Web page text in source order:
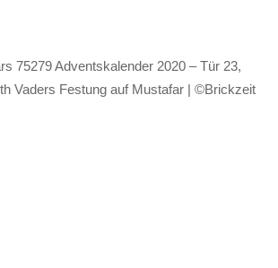
75279 Adventskalender 2020 – Tür 23,
Vaders Festung auf Mustafar | ©Brickzeit